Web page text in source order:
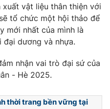
xuất vật liệu thân thiện với
tổ chức một hội thảo để
mới nhất của mình là
dương và nhựa.
nhận vai trò đại sứ của
- Hè 2025.
thời trang bền vững tại